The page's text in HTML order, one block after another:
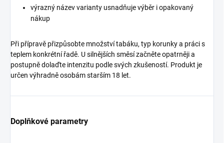
výrazný název varianty usnadňuje výběr i opakovaný
nákup
Při přípravě přizpůsobte množství tabáku, typ korunky a práci s
teplem konkrétní řadě. U silnějších směsí začněte opatrněji a
postupně dolaďte intenzitu podle svých zkušeností. Produkt je
určen výhradně osobám starším 18 let.
Doplňkové parametry